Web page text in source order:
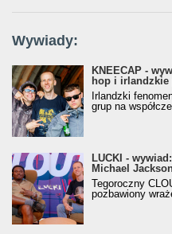
Wywiady:
KNEECAP -
hop i irlandzkie
Irlandzki
grup na
LUCKI -
Michael
Tegoroczny
pozbawiony